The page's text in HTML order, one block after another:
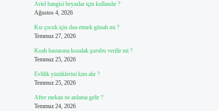
Ariel hangisi beyazlar için kullanılır ?
Ağustos 4, 2026
Kız çocuk için dua etmek günah mı ?
Temmuz 27, 2026
Koah hastasına kozalak şurubu verilir mi ?
Temmuz 25, 2026
Evlilik yüzüklerini kim alır ?
Temmuz 25, 2026
After mekan ne anlama gelir ?
Temmuz 24, 2026